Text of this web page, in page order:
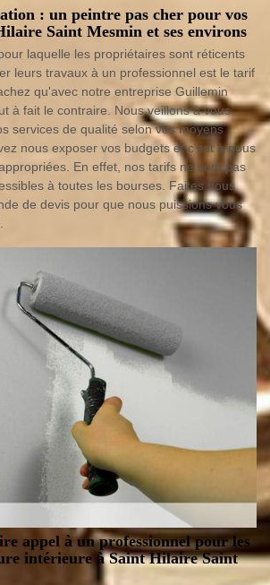
: un peintre pas cher pour vos
Saint Mesmin et ses environs
laquelle les propriétaires sont réticents
leurs travaux à un professionnel est le tarif
qu'avec notre entreprise Guillemin
à fait le contraire. Nous veillons à vous
services de qualité selon vos moyens
nous exposer vos budgets et c'est à nous
En effet, nos tarifs ne sont pas
à toutes les bourses. Faites nous
de devis pour que nous puissions vous
appel à un professionnel pour les
intérieure à Saint Hilaire Saint